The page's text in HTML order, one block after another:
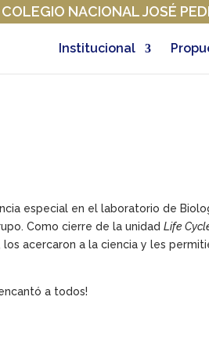
COLEGIO NACIONAL JOSÉ
Institucional
especial en el laboratorio de
Como cierre de la unidadLife
acercaron a la ciencia y les
a todos!